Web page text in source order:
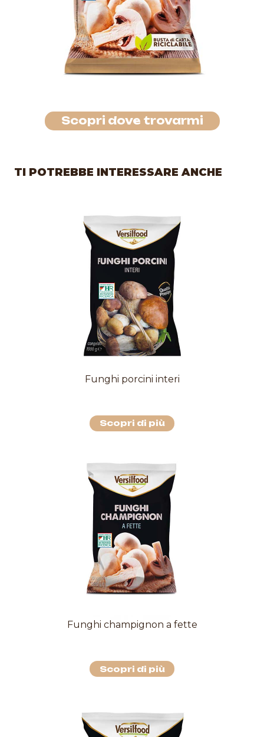
Scopri dove trovarmi
TI POTREBBE INTERESSARE ANCHE
Funghi porcini interi
Scopri di più
Funghi champignon a fette
Scopri di più